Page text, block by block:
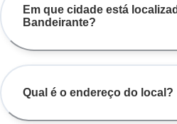
Em que cidade está
Bandeirante?
Qual é o endereço do local?